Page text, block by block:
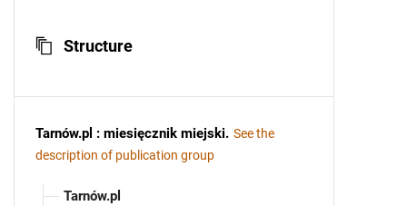
Structure
Tarnów.pl : miesięcznik miejski. See the
description of publication group
Tarnów.pl